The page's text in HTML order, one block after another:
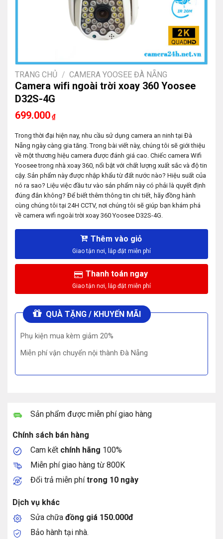
TRANG CHỦ / CAMERA YOOSEE ĐÀ NẴNG
Camera wifi ngoài trời xoay 360 Yoosee
D32S-4G
699.000 ₫
Trong thời đại hiện nay, nhu cầu sử dụng camera an ninh tại Đà
Nẵng ngày càng gia tăng. Trong bài viết này, chúng tôi sẽ giới thiệu
về một thương hiệu camera được đánh giá cao. Chiếc camera Wifi
Yoosee trong nhà xoay 360, nổi bật với chất lượng xuất sắc và độ tin
cậy. Sản phẩm này được nhập khẩu từ đất nước nào? Hiệu suất của
nó ra sao? Liệu việc đầu tư vào sản phẩm này có phải là quyết định
đúng đắn không? Để biết thêm thông tin chi tiết, hãy đồng hành
cùng chúng tôi tại 24H CCTV, nơi chúng tôi sẽ giúp bạn khám phá
về camera wifi ngoài trời xoay 360 Yoosee D32S-4G.
Thêm vào giỏ
Thanh toán ngay
QUÀ TẶNG / KHUYẾN MÃI
Phụ kiện mua kèm giảm 20%
Miễn phí vận chuyển nội thành Đà Nẵng
Sản phẩm được miễn phí giao hàng
Chính sách bán hàng
Cam kết chính hãng 100%
Miễn phí giao hàng từ 800K
Đổi trả miễn phítrong 10 ngày
Dịch vụ khác
Sửa chữa đồng giá 150.000đ
Bảo hành tại nhà.